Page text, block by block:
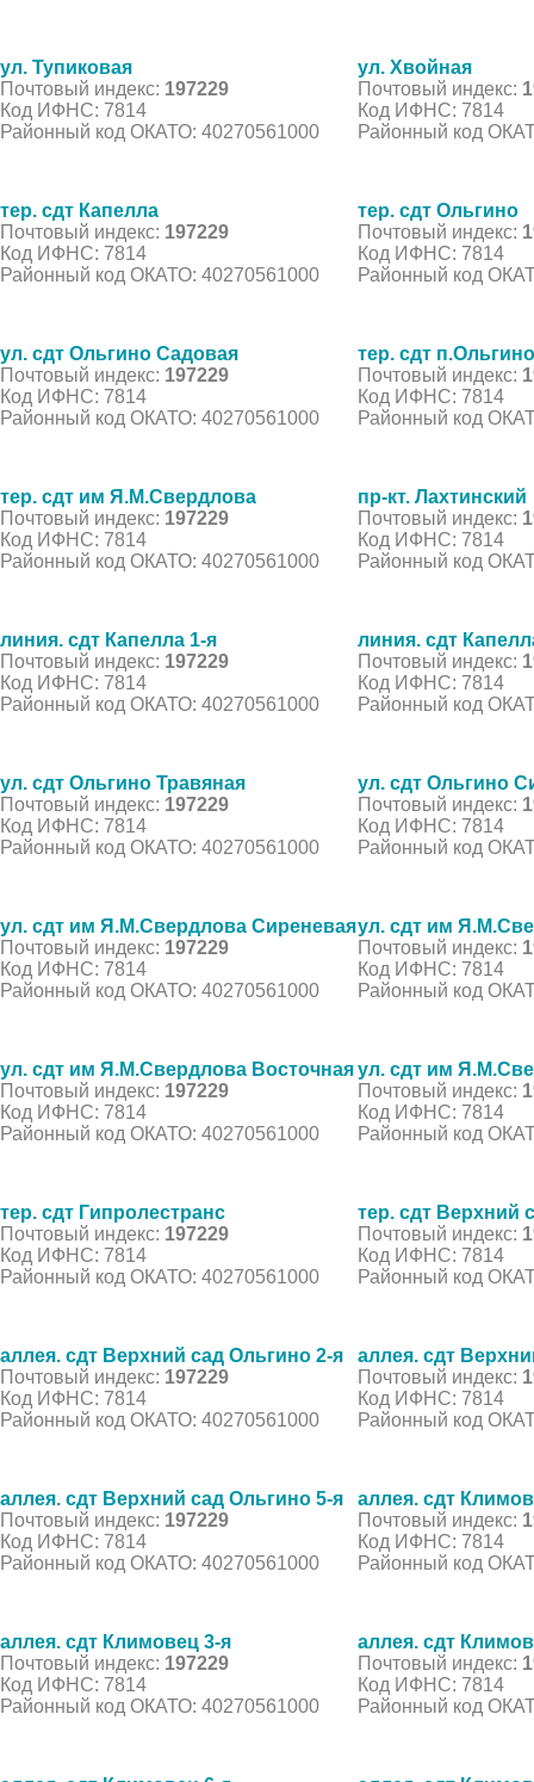
ул. Тупиковая
Почтовый индекс: 197229
Код ИФНС: 7814
Районный код ОКАТО: 40270561000
ул. Хвойная
Почтовый индекс:
Код ИФНС: 7814
Районный код
тер. сдт Капелла
Почтовый индекс: 197229
Код ИФНС: 7814
Районный код ОКАТО: 40270561000
тер. сдт Ольгино
Почтовый индекс:
Код ИФНС: 7814
Районный код
ул. сдт Ольгино Садовая
Почтовый индекс: 197229
Код ИФНС: 7814
Районный код ОКАТО: 40270561000
тер. сдт
Почтовый индекс:
Код ИФНС: 7814
Районный код
тер. сдт им Я.М.Свердлова
Почтовый индекс: 197229
Код ИФНС: 7814
Районный код ОКАТО: 40270561000
пр-кт. Лахтинский
Почтовый индекс:
Код ИФНС: 7814
Районный код
линия. сдт Капелла 1-я
Почтовый индекс: 197229
Код ИФНС: 7814
Районный код ОКАТО: 40270561000
линия. сдт
Почтовый индекс:
Код ИФНС: 7814
Районный код
ул. сдт Ольгино Травяная
Почтовый индекс: 197229
Код ИФНС: 7814
Районный код ОКАТО: 40270561000
ул. сдт Ольгино
Почтовый индекс:
Код ИФНС: 7814
Районный код
ул. сдт им Я.М.Свердлова Сиреневая
Почтовый индекс: 197229
Код ИФНС: 7814
Районный код ОКАТО: 40270561000
ул. сдт им
Почтовый индекс:
Код ИФНС: 7814
Районный код
ул. сдт им Я.М.Свердлова Восточная
Почтовый индекс: 197229
Код ИФНС: 7814
Районный код ОКАТО: 40270561000
ул. сдт им
Почтовый индекс:
Код ИФНС: 7814
Районный код
тер. сдт Гипролестранс
Почтовый индекс: 197229
Код ИФНС: 7814
Районный код ОКАТО: 40270561000
тер. сдт Верхний
Почтовый индекс:
Код ИФНС: 7814
Районный код
аллея. сдт Верхний сад Ольгино 2-я
Почтовый индекс: 197229
Код ИФНС: 7814
Районный код ОКАТО: 40270561000
аллея. сдт
Почтовый индекс:
Код ИФНС: 7814
Районный код
аллея. сдт Верхний сад Ольгино 5-я
Почтовый индекс: 197229
Код ИФНС: 7814
Районный код ОКАТО: 40270561000
аллея. сдт
Почтовый индекс:
Код ИФНС: 7814
Районный код
аллея. сдт Климовец 3-я
Почтовый индекс: 197229
Код ИФНС: 7814
Районный код ОКАТО: 40270561000
аллея. сдт
Почтовый индекс:
Код ИФНС: 7814
Районный код